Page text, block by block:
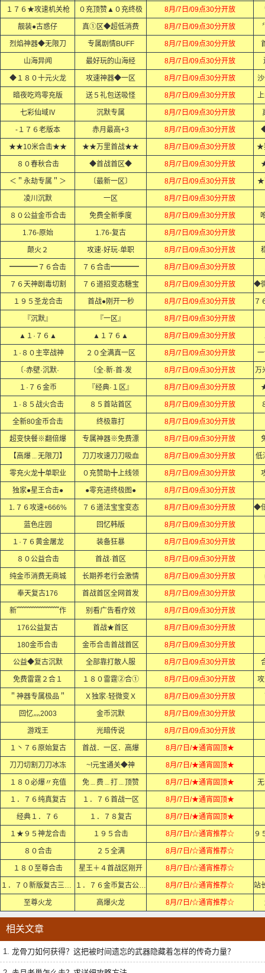
１７６★攻速机关枪 ０充顶赞▲０充终极 8月/7日/09点30分开放
靓装●古惑仔 真①区◆超低消费 8月/7日/09点30分开放
烈焰神器◆无限刀 专属剧情BUFF 8月/7日/09点30分开放
山海异闻 最好玩的山海经 8月/7日/09点30分开放
◆１８０十元火龙 攻速神器◆一区 8月/7日/09点30分开放
暗夜吃鸡零充版 送５礼包送吸怪 8月/7日/09点30分开放
七彩仙域Ⅳ 沉默专属 8月/7日/09点30分开放
-１７６老版本 赤月最高+3 8月/7日/09点30分开放
★★10米合击★★ ★★万里首战★★ 8月/7日/09点30分开放 ★
８０春秋合击 ◆首战首区◆ 8月/7日/09点30分开放
＜＂永劫专属＂＞ 〔最新一区〕 8月/7日/09点30分开放 ★
凌川沉默 一区 8月/7日/09点30分开放
８０公益金币合击 免费全新季度 8月/7日/09点30分开放
1.76-原始 1.76-复古 8月/7日/09点30分开放
颠火２ 攻速·好玩·单职 8月/7日/09点30分开放
━━━━７６合击 ７６合击━━━━ 8月/7日/09点30分开放
７６天神剧毒切割 ７６道招变态糖宝 8月/7日/09点30分开放
１９５圣龙合击 首战●刚开一秒 8月/7日/09点30分开放
『沉默』 『一区』 8月/7日/09点30分开放
▲１·７６▲ ▲１７６▲ 8月/7日/09点30分开放
１·８０主宰战神 ２０全满真一区 8月/7日/09点30分开放
〔·赤壁·沉默· 〔全·新·首·发 8月/7日/09点30分开放 万
１·７６金币 『经典·１区』 8月/7日/09点30分开放
１·８５战火合击 ８５首站首区 8月/7日/09点30分开放
全新80金币合击 终极靠打 8月/7日/09点30分开放
超变快餐※翻倍爆 专属神器※免费漂 8月/7日/09点30分开放
【高爆﹍无限刀】 刀刀攻速刀刀吸血 8月/7日/09点30分开放 低
零充火龙╋单职业 ０充赞助╋上线领 8月/7日/09点30分开放
独家●星王合击● ●零充进终极图● 8月/7日/09点30分开放
⒈７６攻速+666% ７６道法宝宝变态 8月/7日/09点30分开放
蓝色庄园 回忆韩版 8月/7日/09点30分开放
１·７６黄金屠龙 装备狂暴 8月/7日/09点30分开放
８０公益合击 首战·首区 8月/7日/09点30分开放
纯金币消费无商城 长期养老行会激情 8月/7日/09点30分开放
奉天复古176 首战首区全网首发 8月/7日/09点30分开放
新﹌﹌﹌﹌﹌﹌作 别看广告看疗效 8月/7日/09点30分开放
176公益复古 首战★首区 8月/7日/09点30分开放
180金币合击 金币合击首战首区 8月/7日/09点30分开放
公益◆复古沉默 全部靠打散人服 8月/7日/09点30分开放
免费雷霆２合１ １８０雷霆②合① 8月/7日/09点30分开放
＂神器专属极品＂ Ｘ独家·轻微变Ｘ 8月/7日/09点30分开放
回忆灬2003 金币沉默 8月/7日/09点30分开放
游戏王 光暗传说 8月/7日/09点30分开放
１丶７６原始复古 首战．一区．高爆 8月/7日/★通宵固顶★
刀刀切割刀刀冰冻 ~!元宝通关◆神 8月/7日/★通宵固顶★
１８０必爆〃充值 免﹍费﹍打﹍顶赞 8月/7日/★通宵固顶★
１．７６纯真复古 １．７６首战一区 8月/7日/★通宵固顶★
经典１．７６ １．７８复古 8月/7日/★通宵固顶★
１★９５神龙合击 １９５合击 8月/7日/☆通宵推荐☆
８０合击 ２５全满 8月/7日/☆通宵推荐☆
１８０至尊合击 星王＋４首战区刚开 8月/7日/☆通宵推荐☆
１．７０新版复古三职业 １．７６金币复古公益服 8月/7日/☆通宵推荐☆
至尊火龙 高爆火龙 8月/7日/☆通宵推荐☆
相关文章
1. 龙骨刀如何获得？这把被时间遗忘的武器隐藏着怎样的传奇力量？